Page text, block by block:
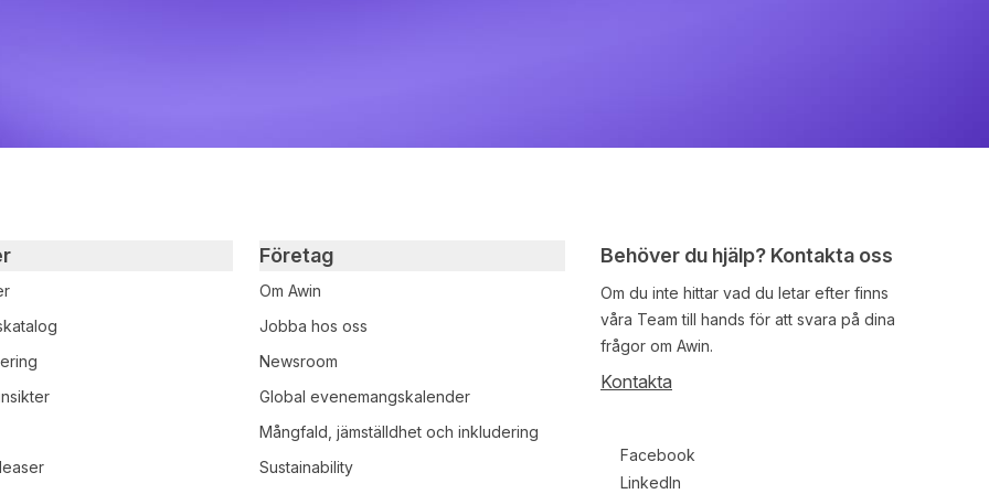
Behöver du hjälp? Kontakta oss
Om du inte hittar vad du letar efter finns
våra Team till hands för att svara på dina
frågor om Awin.
Kontakta
Facebook
LinkedIn
Företag
Om Awin
Jobba hos oss
Newsroom
Global evenemangskalender
Mångfald, jämställdhet och inkludering
Sustainability